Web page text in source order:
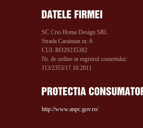
SC Crio Home Design SRL
Strada Caraiman nr. 6
CUI: RO29235382
Nr. de ordine in registrul comertului:
J13/2353/17.10.2011
http://www.anpc.gov.ro/